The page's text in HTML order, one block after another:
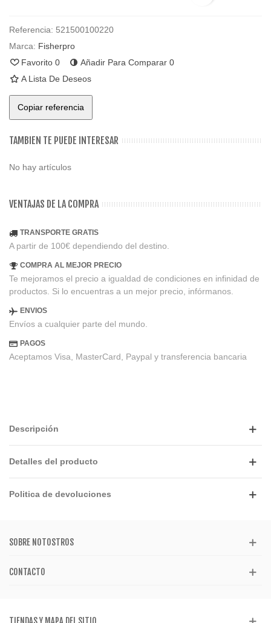
Referencia: 521500100220
Marca: Fisherpro
Favorito 0 Añadir Para Comparar 0
A Lista De Deseos
Copiar referencia
TAMBIEN TE PUEDE INTERESAR
No hay artículos
VENTAJAS DE LA COMPRA
TRANSPORTE GRATIS
A partir de 100€ dependiendo del destino.
COMPRA AL MEJOR PRECIO
Te mejoramos el precio a igualdad de condiciones en infinidad de
productos. Si lo encuentras a un mejor precio, infórmanos.
ENVIOS
Envíos a cualquier parte del mundo.
PAGOS
Aceptamos Visa, MasterCard, Paypal y transferencia bancaria
Descripción
Detalles del producto
Politica de devoluciones
SOBRE NOTOSTROS
CONTACTO